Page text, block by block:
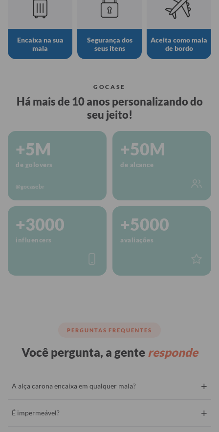
Encaixa na sua
mala
Segurança dos
seus itens
Aceita como mala
de bordo
GOCASE
Há mais de 10 anos personalizando do
seu jeito!
+5M
de golovers
@gocasebr
+50M
de alcance
+3000
influencers
+5000
avaliações
PERGUNTAS FREQUENTES
Você pergunta, a gente responde
A alça carona encaixa em qualquer mala? +
É impermeável? +